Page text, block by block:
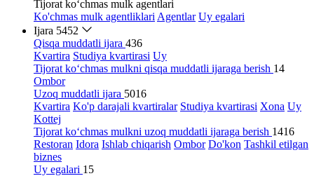
Tijorat ko‘chmas mulk agentlari
Ko'chmas mulk agentliklari Agentlar Uy egalari
Ijara 5452
Qisqa muddatli ijara 436
Kvartira Studiya kvartirasi Uy
Tijorat ko‘chmas mulkni qisqa muddatli ijaraga berish 14
Ombor
Uzoq muddatli ijara 5016
Kvartira Ko'p darajali kvartiralar Studiya kvartirasi Xona Uy
Kottej
Tijorat ko‘chmas mulkni uzoq muddatli ijaraga berish 1416
Restoran Idora Ishlab chiqarish Ombor Do'kon Tashkil etilgan
biznes
Uy egalari 15